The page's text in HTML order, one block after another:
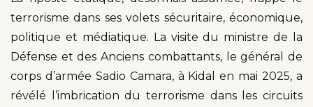
terrorisme dans ses volets sécuritaire, économique,
politique et médiatique. La visite du ministre de la
Défense et des Anciens combattants, le général de
corps d’armée Sadio Camara, à Kidal en mai 2025, a
révélé l’imbrication du terrorisme dans les circuits